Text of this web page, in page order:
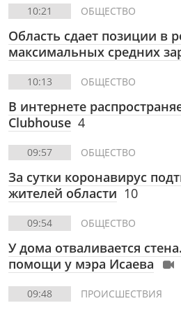
10:21 ОБЩЕСТВО
Область сдает позиции в
максимальных средних
10:13 ОБЩЕСТВО
В интернете
Clubhouse 4
09:57 ОБЩЕСТВО
За сутки коронавирус
жителей области 10
09:54 ОБЩЕСТВО
У дома отваливается
помощи у мэра Исаева
09:48 ПРОИСШЕСТВИЯ